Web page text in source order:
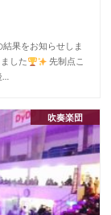
果をお知らせしま
した
先制点こ
吹奏楽団